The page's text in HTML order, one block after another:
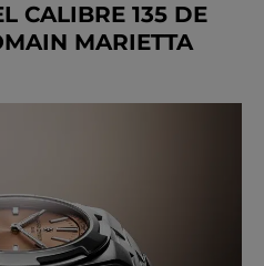
CALIBRE 135 DE
MARIETTA